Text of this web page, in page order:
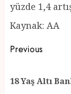
yüzde 1,4
Kaynak: AA
Post
Previous
18 Yaş Altı